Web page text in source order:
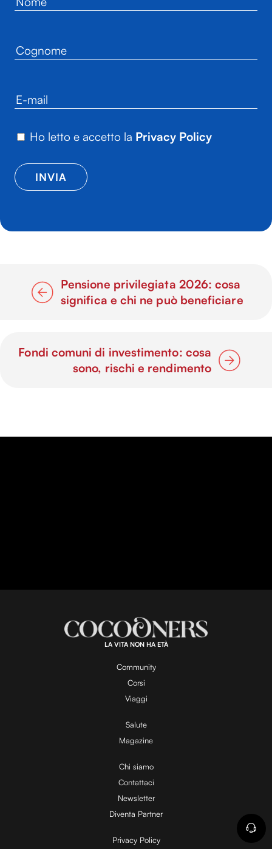
Ho letto e accetto la Privacy Policy
Pensione privilegiata 2026: cosa
significa e chi ne può beneficiare
Fondi comuni di investimento: cosa
sono, rischi e rendimento
LA VITA NON HA ETÀ
Community
Corsi
Viaggi
Salute
Magazine
Chi siamo
Contattaci
Newsletter
Diventa Partner
Privacy Policy